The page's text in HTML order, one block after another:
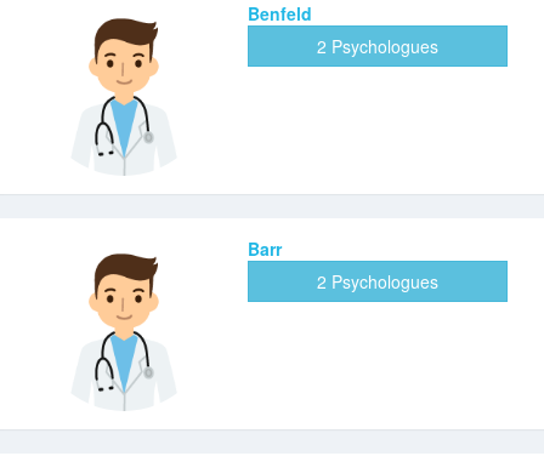
Benfeld
2 Psychologues
Barr
2 Psychologues